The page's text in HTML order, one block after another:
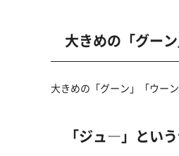
大きめの「グー
大きめの「グーン」「ウー
「ジュ―」とい